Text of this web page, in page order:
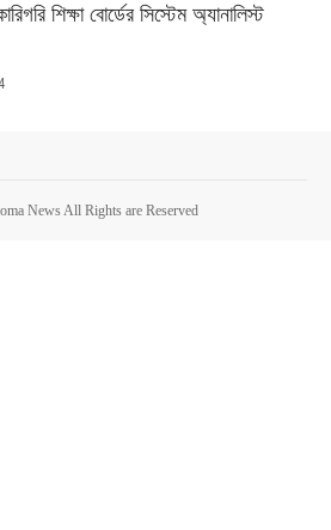
শিক্ষা বোর্ডের সিস্টেম অ্যানালিস্ট
News All Rights are Reserved